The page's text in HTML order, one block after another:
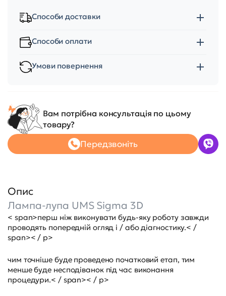
Способи доставки
Способи оплати
Умови повернення
Вам потрібна консультація по цьому
товару?
Передзвоніть
Опис
Лампа-лупа UMS Sigma 3D
< span>перш ніж виконувати будь-яку роботу завжди
проводять попередній огляд і / або діагностику.< /
span>< / p>
чим точніше буде проведено початковий етап, тим
менше буде несподіванок під час виконання
процедури.< / span>< / p>